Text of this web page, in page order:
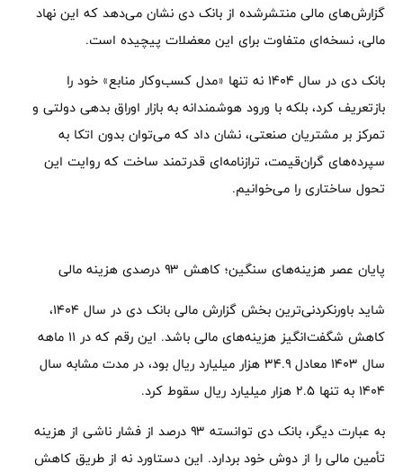
گزارش‌های مالی منتشرشده از بانک دی نشان می‌دهد که این نهاد
مالی، نسخه‌ای متفاوت برای این معضلات پیچیده است.
بانک دی در سال ۱۴۰۴ نه تنها «مدل کسب‌وکار منابع» خود را
بازتعریف کرد، بلکه با ورود هوشمندانه به بازار اوراق بدهی دولتی و
تمرکز بر مشتریان صنعتی، نشان داد که می‌توان بدون اتکا به
سپرده‌های گران‌قیمت، ترازنامه‌ای قدرتمند ساخت که روایت این
تحول ساختاری را می‌خوانیم.
پایان عصر هزینه‌های سنگین؛ کاهش ۹۳ درصدی هزینه مالی
شاید باورنکردنی‌ترین بخش گزارش مالی بانک دی در سال ۱۴۰۴،
کاهش شگفت‌انگیز هزینه‌های مالی باشد. این رقم که در ۱۱ ماهه
سال ۱۴۰۳ معادل ۳۴.۹ هزار میلیارد ریال بود، در مدت مشابه سال
۱۴۰۴ به تنها ۲.۵ هزار میلیارد ریال سقوط کرد.
به عبارت دیگر، بانک دی توانسته ۹۳ درصد از فشار ناشی از هزینه
تأمین مالی را از دوش خود بردارد. این دستاورد نه از طریق کاهش